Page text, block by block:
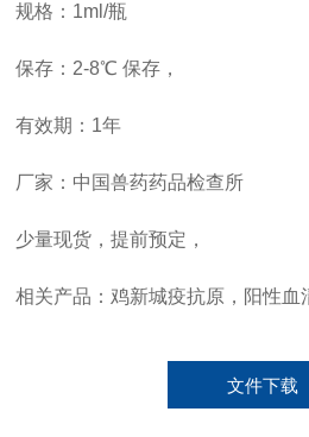
规格：1ml/瓶
保存：2-8℃ 保存，
有效期：1年
厂家：中国兽药药品检查所
少量现货，提前预定，
相关产品：鸡新城疫抗原，阳性血
文件下载